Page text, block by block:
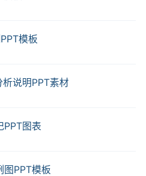
模板
说明PPT素材
PPT图表
图PPT模板